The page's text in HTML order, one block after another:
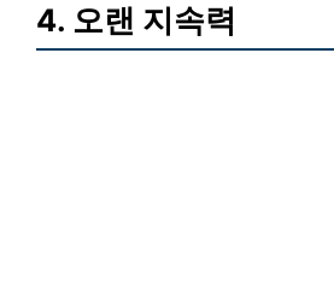
4. 오랜 지속력